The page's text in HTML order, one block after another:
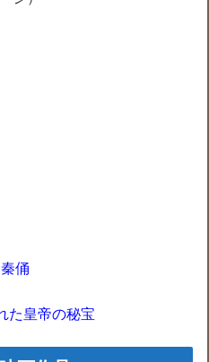
俑
た皇帝の秘宝